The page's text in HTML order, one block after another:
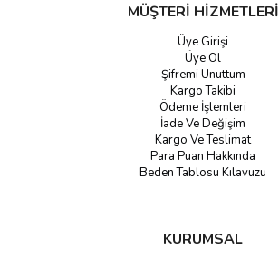
MÜŞTERİ HİZMETLERİ
Üye Girişi
Üye Ol
Şifremi Unuttum
Kargo Takibi
Ödeme İşlemleri
İade Ve Değişim
Kargo Ve Teslimat
Para Puan Hakkında
Beden Tablosu Kılavuzu
KURUMSAL